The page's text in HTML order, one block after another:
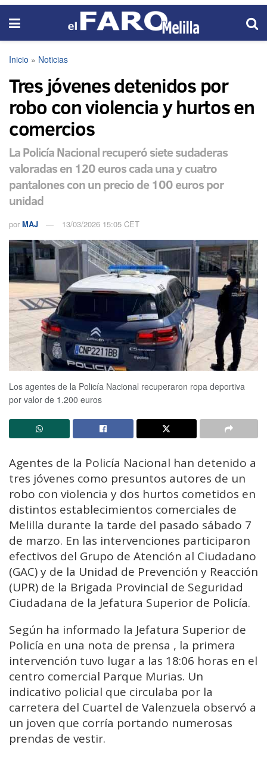
Inicio » Noticias
Tres jóvenes detenidos por
robo con violencia y hurtos en
comercios
La Policía Nacional recuperó siete sudaderas
valoradas en 120 euros cada una y cuatro
pantalones con un precio de 100 euros por
unidad
por MAJ 13/03/2026 15:05 CET
Los agentes de la Policía Nacional recuperaron ropa deportiva
por valor de 1.200 euros
Agentes de la Policía Nacional han detenido a
tres jóvenes como presuntos autores de un
robo con violencia y dos hurtos cometidos en
distintos establecimientos comerciales de
Melilla durante la tarde del pasado sábado 7
de marzo. En las intervenciones participaron
efectivos del Grupo de Atención al Ciudadano
(GAC)y de la Unidad de Prevención y Reacción
(UPR) de la Brigada Provincial de Seguridad
Ciudadana de la Jefatura Superior de Policía.
Según ha informado la Jefatura Superior de
Policía en una nota de prensa , la primera
intervención tuvo lugar a las 18:06 horas en el
centro comercial Parque Murias. Un
indicativo policial que circulaba por la
carretera del Cuartel de Valenzuela observó a
un joven que corría portando numerosas
prendas de vestir.